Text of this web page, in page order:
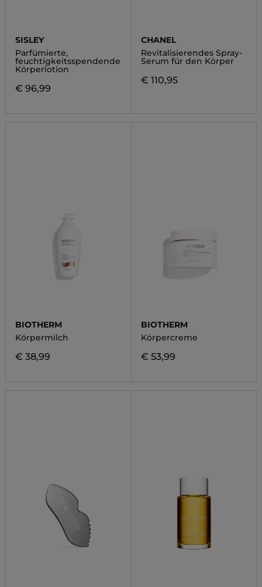
SISLEY
Parfümierte,
feuchtigkeitsspendende
Körperlotion
€ 96,99
CHANEL
Revitalisierendes Spray-
Serum für den Körper
€ 110,95
BIOTHERM
Körpermilch
€ 38,99
BIOTHERM
Körpercreme
€ 53,99